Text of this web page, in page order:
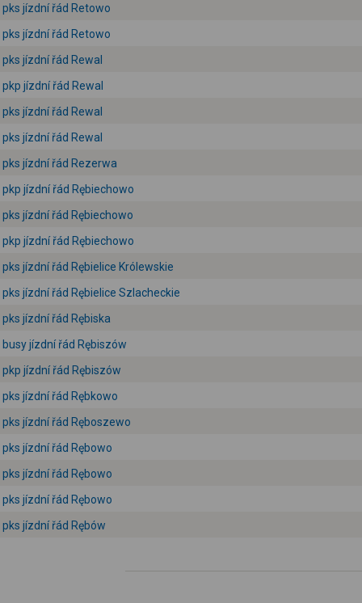
pks jízdní řád Retowo
pks jízdní řád Retowo
pks jízdní řád Rewal
pkp jízdní řád Rewal
pks jízdní řád Rewal
pks jízdní řád Rewal
pks jízdní řád Rezerwa
pkp jízdní řád Rębiechowo
pks jízdní řád Rębiechowo
pkp jízdní řád Rębiechowo
pks jízdní řád Rębielice Królewskie
pks jízdní řád Rębielice Szlacheckie
pks jízdní řád Rębiska
busy jízdní řád Rębiszów
pkp jízdní řád Rębiszów
pks jízdní řád Rębkowo
pks jízdní řád Ręboszewo
pks jízdní řád Rębowo
pks jízdní řád Rębowo
pks jízdní řád Rębowo
pks jízdní řád Rębów